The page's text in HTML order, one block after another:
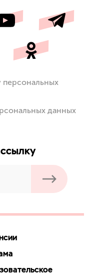
персональных
данных